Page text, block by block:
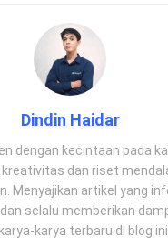
Dindin Haidar
dengan kecintaan pada
kreativitas dan riset
Menyajikan artikel yang
selalu memberikan
karya terbaru di blog